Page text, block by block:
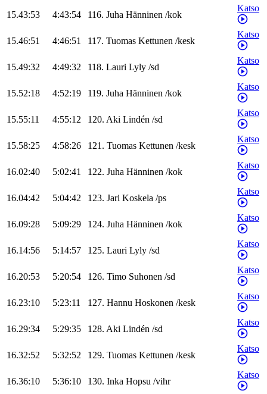
15.43:53 4:43:54 116. Juha Hänninen /kok
Katso
15.46:51 4:46:51 117. Tuomas Kettunen /kesk
Katso
15.49:32 4:49:32 118. Lauri Lyly /sd
Katso
15.52:18 4:52:19 119. Juha Hänninen /kok
Katso
15.55:11 4:55:12 120. Aki Lindén /sd
Katso
15.58:25 4:58:26 121. Tuomas Kettunen /kesk
Katso
16.02:40 5:02:41 122. Juha Hänninen /kok
Katso
16.04:42 5:04:42 123. Jari Koskela /ps
Katso
16.09:28 5:09:29 124. Juha Hänninen /kok
Katso
16.14:56 5:14:57 125. Lauri Lyly /sd
Katso
16.20:53 5:20:54 126. Timo Suhonen /sd
Katso
16.23:10 5:23:11 127. Hannu Hoskonen /kesk
Katso
16.29:34 5:29:35 128. Aki Lindén /sd
Katso
16.32:52 5:32:52 129. Tuomas Kettunen /kesk
Katso
16.36:10 5:36:10 130. Inka Hopsu /vihr
Katso